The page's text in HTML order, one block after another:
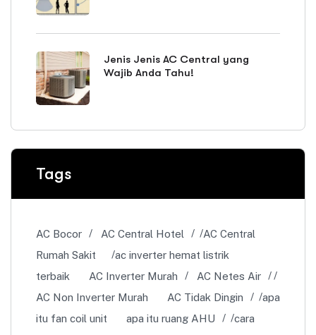
Jenis Jenis AC Central yang
Wajib Anda Tahu!
Tags
AC Bocor AC Central Hotel
AC Central
Rumah Sakit
ac inverter hemat listrik
terbaik
AC Inverter Murah
AC Netes Air
AC Non Inverter Murah
AC Tidak Dingin
apa
itu fan coil unit
apa itu ruang AHU
cara